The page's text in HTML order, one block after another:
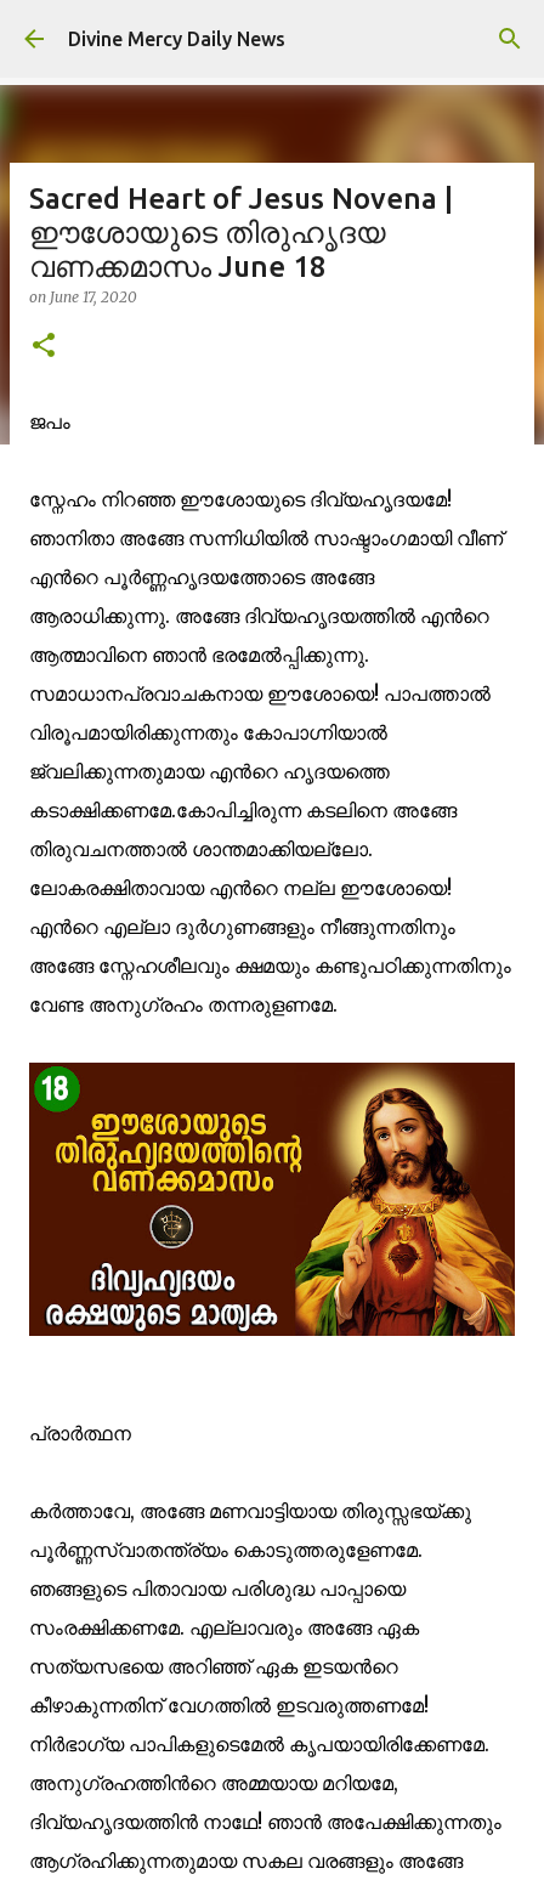
Skip to main content
Divine Mercy Daily News
Sacred Heart of Jesus Novena |
ഈശോയുടെ തിരുഹൃദയ
വണക്കമാസം June 18
on June 17, 2020
ജപം
സ്നേഹം നിറഞ്ഞ ഈശോയുടെ ദിവ്യഹൃദയമേ!
ഞാനിതാ അങ്ങേ സന്നിധിയില്‍ സാഷ്ടാംഗമായി വീണ്
എന്‍റെ പൂര്‍ണ്ണഹൃദയത്തോടെ അങ്ങേ
ആരാധിക്കുന്നു. അങ്ങേ ദിവ്യഹൃദയത്തില്‍ എന്‍റെ
ആത്മാവിനെ ഞാന്‍ ഭരമേല്‍പ്പിക്കുന്നു.
സമാധാനപ്രവാചകനായ ഈശോയെ! പാപത്താല്‍
വിരൂപമായിരിക്കുന്നതും കോപാഗ്നിയാല്‍
ജ്വലിക്കുന്നതുമായ എന്‍റെ ഹൃദയത്തെ
കടാക്ഷിക്കണമേ.കോപിച്ചിരുന്ന കടലിനെ അങ്ങേ
തിരുവചനത്താല്‍ ശാന്തമാക്കിയല്ലോ.
ലോകരക്ഷിതാവായ എന്‍റെ നല്ല ഈശോയെ!
എന്‍റെ എല്ലാ ദുര്‍ഗുണങ്ങളും നീങ്ങുന്നതിനും
അങ്ങേ സ്നേഹശീലവും ക്ഷമയും കണ്ടുപഠിക്കുന്നതിനും
വേണ്ട അനുഗ്രഹം തന്നരുളണമേ.
പ്രാര്‍ത്ഥന
കര്‍ത്താവേ, അങ്ങേ മണവാട്ടിയായ തിരുസ്സഭയ്ക്കു
പൂര്‍ണ്ണസ്വാതന്ത്ര്യം കൊടുത്തരുളേണമേ.
ഞങ്ങളുടെ പിതാവായ പരിശുദ്ധ പാപ്പായെ
സംരക്ഷിക്കണമേ. എല്ലാവരും അങ്ങേ ഏക
സത്യസഭയെ അറിഞ്ഞ് ഏക ഇടയന്‍റെ
കീഴാകുന്നതിന് വേഗത്തില്‍ ഇടവരുത്തണമേ!
നിര്‍ഭാഗ്യ പാപികളുടെമേല്‍ കൃപയായിരിക്കേണമേ.
അനുഗ്രഹത്തിന്‍റെ അമ്മയായ മറിയമേ,
ദിവ്യഹൃദയത്തിന്‍ നാഥേ! ഞാന്‍ അപേക്ഷിക്കുന്നതും
ആഗ്രഹിക്കുന്നതുമായ സകല വരങ്ങളും അങ്ങേ